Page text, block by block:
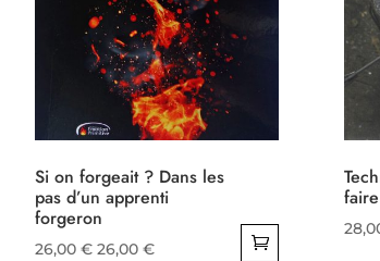
Si on forgeait ? Dans les
pas d’un apprenti
forgeron
26,00 € 26,00 €